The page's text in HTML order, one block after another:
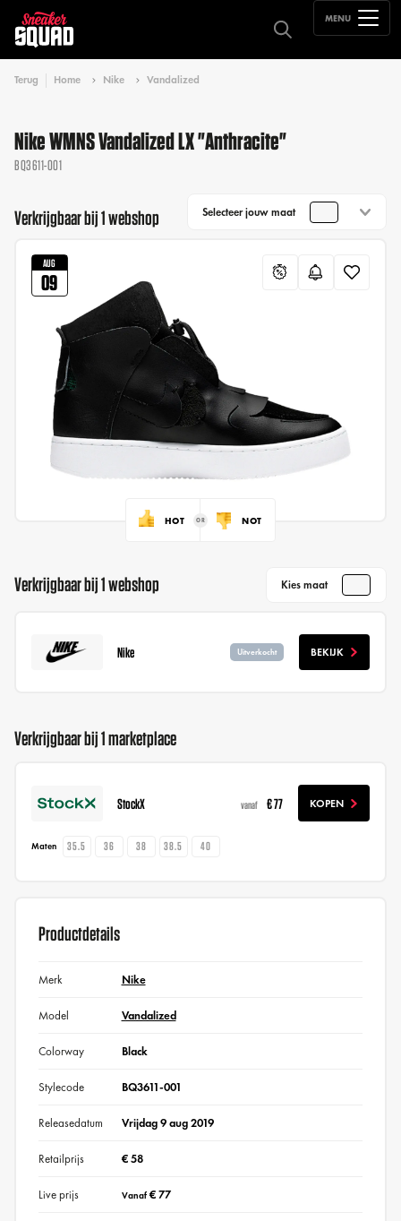
MENU
Terug Home Nike Vandalized
Nike WMNS Vandalized LX "Anthracite"
BQ3611-001
Verkrijgbaar bij 1 webshop Selecteer jouw maat
AUG
09
HOT NOT
Verkrijgbaar bij 1 webshop Kies maat
Nike Uitverkocht BEKIJK
Verkrijgbaar bij 1 marketplace
StockX vanaf € 77 KOPEN
Maten 35.5 36 38 38.5 40
Productdetails
Merk Nike
Model Vandalized
Colorway Black
Stylecode BQ3611-001
Releasedatum Vrijdag 9 aug 2019
Retailprijs € 58
Live prijs Vanaf€ 77